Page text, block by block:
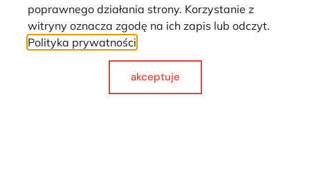
Romanowski
O nas
poprawnego działania strony. Korzystanie z
witryny oznacza zgodę na ich zapis lub odczyt.
Polityka prywatności
akceptuje